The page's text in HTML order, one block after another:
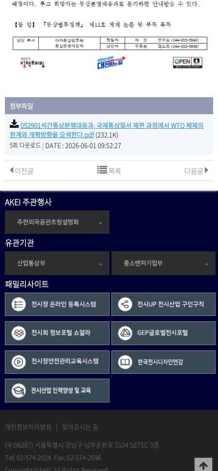
첨부파일
052901석간통상분쟁대응과, 국제통상질서 재편 과정에서 WTO 체제의
한계와 개혁방향을 모색한다.pdf(232.1K)
5회 다운로드 | DATE : 2026-06-01 09:52:27
이전글 다음글
목록
AKEI 주관행사
유관기관
패밀리사이트
개인정보처리방침 | 찾아오시는 길
(우:06287) 서울특별시 강남구 남부순환로 3104 SETEC 3층
Tel: 02-574-2024. Fax: 02-574-2696